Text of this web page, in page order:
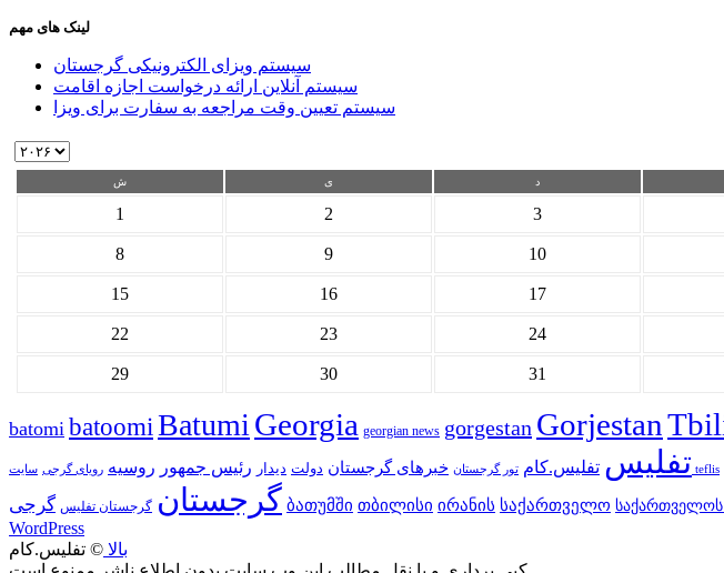
لینک های مهم
سیستم ویزای الکترونیکی گرجستان
سیستم آنلاین ارائه درخواست اجازه اقامت
سیستم تعیین وقت مراجعه به سفارت برای ویزا
ش ی د
1 2 3
8 9 10
15 16 17
22 23 24
29 30 31
batomi batoomiBatumi Georgia georgian news gorgestan Gorjestan
تفلیس تفلیس.کام تور گرجستان خبرهای گرجستان دولت دیدار رئیس جمهور روسیه رویای گرجی سایت teflis
گرجستان گرجستان تفلیس گرجی ბათუმში თბილისი ირანის საქართველო საქართველოს
WordPress
بالا © تفلیس.کام